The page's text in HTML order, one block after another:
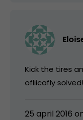
Kick the tires
ofliicafly solved!
25 april 2016